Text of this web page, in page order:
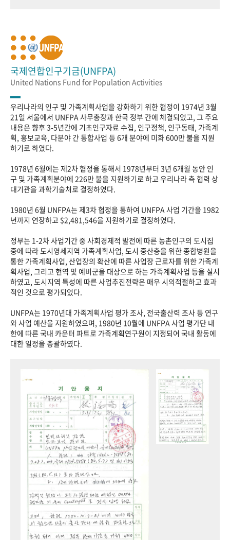
국제연합인구기금(UNFPA)
United Nations Fund for Population Activities
우리나라의 인구 및 가족계획사업을 강화하기 위한 협정이 1974년 3월
21일 서울에서 UNFPA 사무총장과 한국 정부 간에 체결되었고, 그 주요
내용은 향후 3-5년간에 기초인구자료 수집, 인구정책, 인구동태, 가족계
획, 홍보교육, 다분야 간 통합사업 등 6개 분야에 미화 600만 불을 지원
하기로 하였다.
1978년 6월에는 제2차 협정을 통해서 1978년부터 3년 6개월 동안 인
구 및 가족계획분야에 226만 불을 지원하기로 하고 우리나라 측 협력 상
대기관을 과학기술처로 결정하였다.
1980년 6월 UNFPA는 제3차 협정을 통하여 UNFPA 사업 기간을 1982
년까지 연장하고 $2,481,546을 지원하기로 결정하였다.
정부는 1-2차 사업기간 중 사회경제적 발전에 따른 농촌인구의 도시집
중에 따라 도시영세지역 가족계획사업, 도시 중산층을 위한 종합병원을
통한 가족계획사업, 산업장의 확산에 따른 사업장 근로자를 위한 가족계
획사업, 그리고 현역 및 예비군을 대상으로 하는 가족계획사업 등을 실시
하였고, 도시지역 특성에 따른 사업추진전략은 매우 시의적절하고 효과
적인 것으로 평가되었다.
UNFPA는 1970년대 가족계획사업 평가 조사, 전국출산력 조사 등 연구
와 사업 예산을 지원하였으며, 1980년 10월에 UNFPA 사업 평가단 내
한에 따른 국내 카운터 파트로 가족계획연구원이 지정되어 국내 활동에
대한 일정을 총괄하였다.